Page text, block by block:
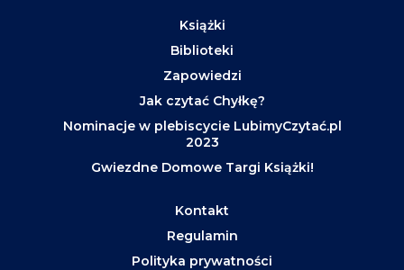
Książki
Biblioteki
Zapowiedzi
Jak czytać Chyłkę?
Nominacje w plebiscycie LubimyCzytać.pl
2023
Gwiezdne Domowe Targi Książki!
Kontakt
Regulamin
Polityka prywatności